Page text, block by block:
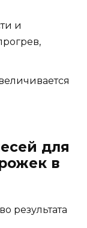
и
для
в
результата